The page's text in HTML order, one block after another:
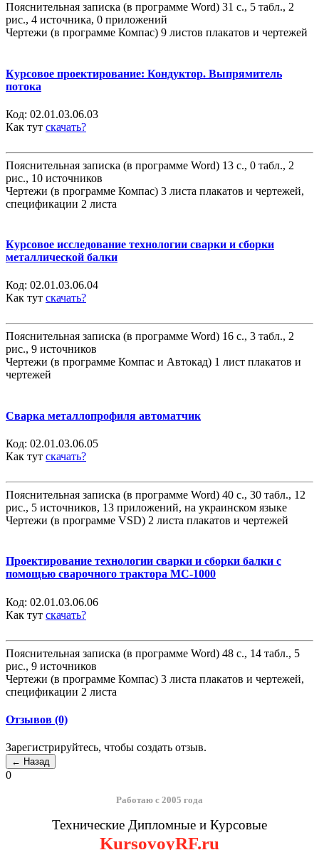
Пояснительная записка (в программе Word) 31 с., 5 табл., 2
рис., 4 источника, 0 приложений
Чертежи (в программе Компас) 9 листов плакатов и чертежей
Курсовое проектирование: Кондуктор. Выпрямитель
потока
Код: 02.01.03.06.03
Как тут скачать?
Пояснительная записка (в программе Word) 13 с., 0 табл., 2
рис., 10 источников
Чертежи (в программе Компас) 3 листа плакатов и чертежей,
спецификации 2 листа
Курсовое исследование технологии сварки и сборки
металлической балки
Код: 02.01.03.06.04
Как тут скачать?
Пояснительная записка (в программе Word) 16 с., 3 табл., 2
рис., 9 источников
Чертежи (в программе Компас и Автокад) 1 лист плакатов и
чертежей
Сварка металлопрофиля автоматчик
Код: 02.01.03.06.05
Как тут скачать?
Пояснительная записка (в программе Word) 40 с., 30 табл., 12
рис., 5 источников, 13 приложений, на украинском языке
Чертежи (в программе VSD) 2 листа плакатов и чертежей
Проектирование технологии сварки и сборки балки с
помощью сварочного трактора МС-1000
Код: 02.01.03.06.06
Как тут скачать?
Пояснительная записка (в программе Word) 48 с., 14 табл., 5
рис., 9 источников
Чертежи (в программе Компас) 3 листа плакатов и чертежей,
спецификации 2 листа
Отзывов (0)
Зарегистрируйтесь, чтобы создать отзыв.
0
Работаю с 2005 года
Технические Дипломные и Курсовые
KursovoyRF.ru